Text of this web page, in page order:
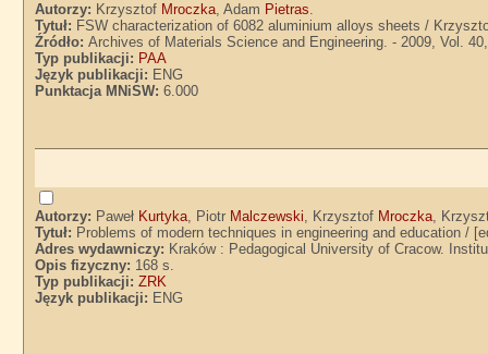
Autorzy: Krzysztof Mroczka, Adam Pietras.
Tytuł: FSW characterization of 6082 aluminium alloys sheets /
Źródło:Archives of Materials Science and Engineering. - 2009, Vol.
Typ publikacji: PAA
Język publikacji: ENG
Punktacja MNiSW:6.000
Autorzy: Paweł Kurtyka, Piotr Malczewski, Krzysztof Mroczka,
Tytuł: Problems of modern techniques in engineering and education /
Adres wydawniczy: Kraków : Pedagogical University of Cracow.
Opis fizyczny: 168 s.
Typ publikacji:ZRK
Język publikacji: ENG